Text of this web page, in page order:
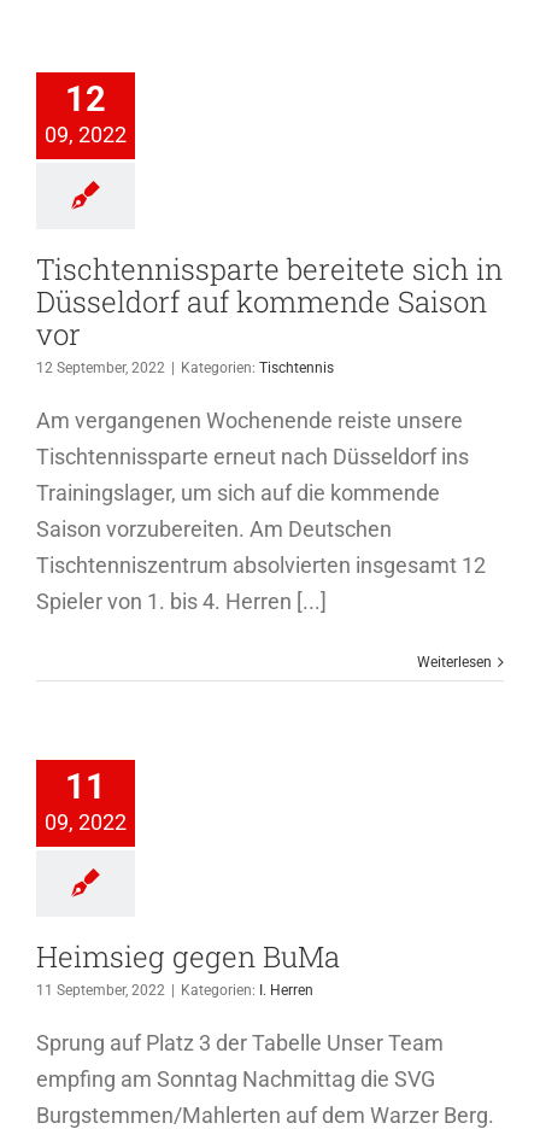
12
09, 2022
auf
vor
Tischtennissparte bereitete sich in
Düsseldorf auf kommende Saison
vor
12 September, 2022 Kategorien: Tischtennis
Am vergangenen Wochenende reiste unsere
Tischtennissparte erneut nach Düsseldorf ins
Trainingslager, um sich auf die kommende
Saison vorzubereiten. Am Deutschen
Tischtenniszentrum absolvierten insgesamt 12
Spieler von 1. bis 4. Herren [...]
Weiterlesen
11
09, 2022
gegen
I. Herren
Heimsieg gegen BuMa
11 September, 2022 Kategorien: I. Herren
Sprung auf Platz 3 der Tabelle Unser Team
empfing am Sonntag Nachmittag die SVG
Burgstemmen/Mahlerten auf dem Warzer Berg.